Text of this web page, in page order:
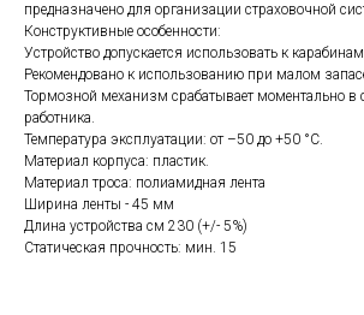
предназначено для организации страховочной
Конструктивные особенности:
Устройство допускается использовать к
Рекомендовано к использованию при малом
Тормозной механизм срабатывает моментально в
работника.
Температура эксплуатации: от –50 до +50 °С.
Материал корпуса: пластик.
Материал троса: полиамидная лента
Ширина ленты - 45 мм
Длина устройства см 230 (+/- 5%)
Статическая прочность: мин. 15